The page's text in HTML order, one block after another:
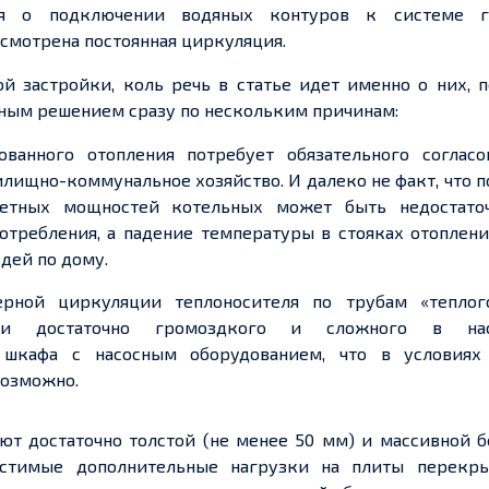
о подключении водяных контуров к системе
постоянная циркуляция.
застройки, коль речь в статье идетименно о них,
решением сразу по нескольким причинам:
отопления потребует обязательного
коммунальное хозяйство. И далеко не факт, что
мощностей котельных может быть
а падение температуры в стояках
по дому.
циркуляции теплоносителя по трубам «
достаточно громоздкого и сложного в
шкафа с насосным оборудованием, что в
достаточно толстой (не менее 50 мм) и массивной
дополнительные нагрузки на плиты